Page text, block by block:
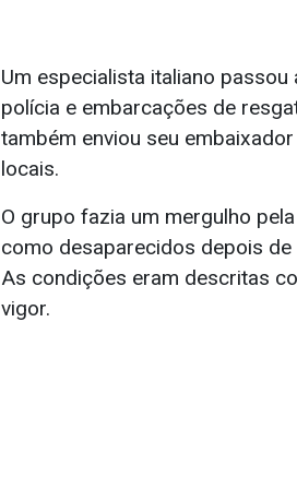
Um especialista italiano
polícia e embarcações de
também enviou seu
locais.
O grupo fazia um mergulho
como desaparecidos depois
As condições eram descritas
vigor.